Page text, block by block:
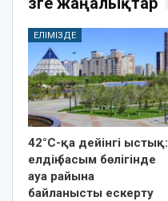
ЕЛІМІЗДЕ
42°C-қа дейінгі ыстық:
елдің басым бөлігінде
ауа райына
байланысты ескерту